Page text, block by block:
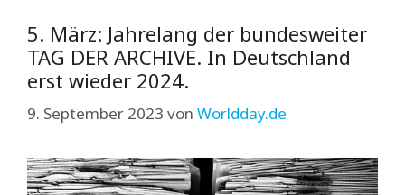
5. März: Jahrelang der bundesweiter
TAG DER ARCHIVE. In Deutschland
erst wieder 2024.
9. September 2023 von Worldday.de